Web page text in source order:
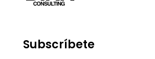
Subscríbete